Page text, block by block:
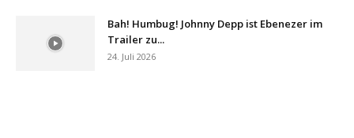
Bah! Humbug! Johnny Depp ist Ebenezer im
Trailer zu...
24. Juli 2026